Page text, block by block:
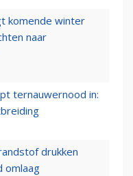
komende winter
naar
ternauwernood in:
drukken
omlaag